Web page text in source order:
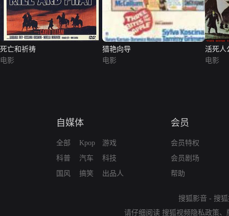
死亡和祈祷
电影
猎艳向导
电影
活死人
电影
自媒体
全部
科普
国风
Kpop
汽车
搞笑
游戏
科技
出品人
会员
会员特权
会员剧场
帮助
搜狐影音 - 搜
请仔细阅读 搜狐视频隐私政策、